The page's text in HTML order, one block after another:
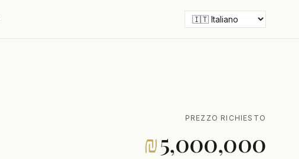
PREZZO RICHIESTO
₪5,000,000